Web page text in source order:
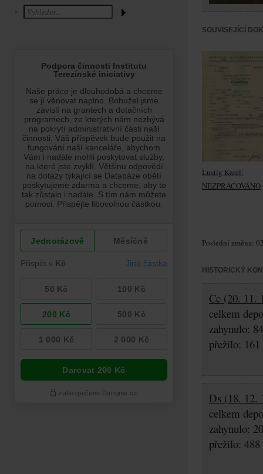
SOUVISEJÍCÍ
Lustig Karel:
NEZPRACOVÁNO
Poslední změna:
HISTORICKÝ
Cc (20. 11.
celkem
zahynulo:
přežilo: 161
Ds (18. 12.
celkem
zahynulo:
přežilo: 488